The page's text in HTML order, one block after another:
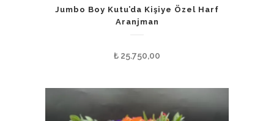
Jumbo Boy Kutu’da Kişiye Özel Harf
Aranjman
₺ 25.750,00